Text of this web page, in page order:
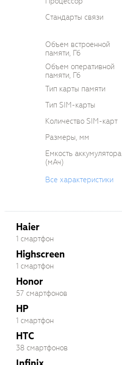
Стандарты связи
Объем встроенной
памяти, Гб
Объем оперативной
памяти, Гб
Тип карты памяти
Тип SIM-карты
Количество SIM-карт
Размеры, мм
Емкость аккумулятора
(мАч)
Все характеристики
Haier
1 смартфон
Highscreen
1 смартфон
Honor
57 смартфонов
HP
1 смартфон
HTC
38 смартфонов